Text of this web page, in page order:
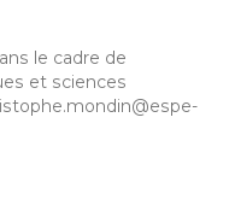
le cadre de
et sciences